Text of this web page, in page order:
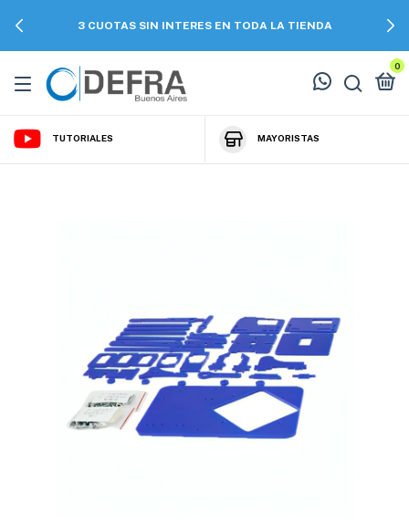
3 CUOTAS SIN INTERES EN TODA LA TIENDA
0
TUTORIALES MAYORISTAS